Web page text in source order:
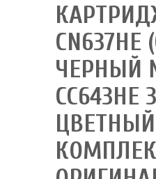
CN637HE
ЧЕРНЫЙ
CC643HE
ЦВЕТНЫЙ